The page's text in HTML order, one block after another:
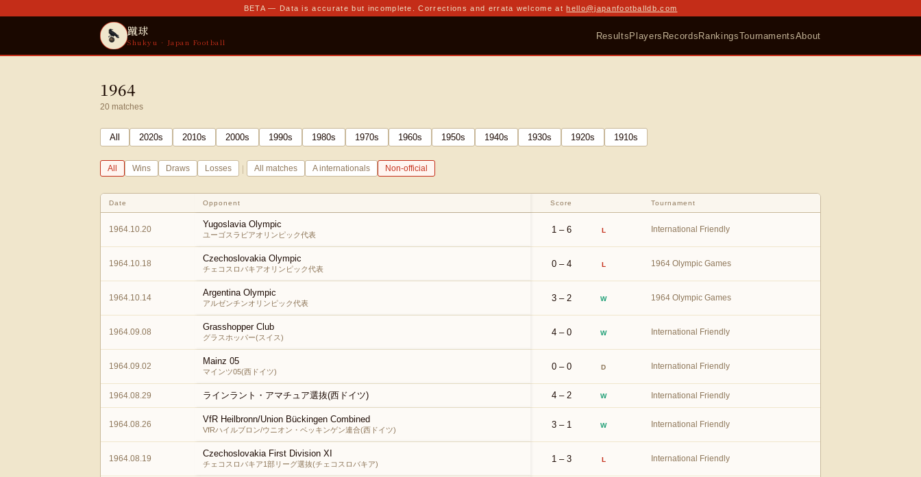
BETA — Data is accurate but incomplete. Corrections and errata welcome at hello@japanfootballdb.com
蹴球
Shukyu · Japan Football
ResultsPlayers RecordsRankingsTournamentsAbout
1964
20 matches
All 2020s 2010s 2000s 1990s 1980s 1970s 1960s 1950s 1940s 1930s 1920s 1910s
All Wins Draws Losses | All matches A internationals Non-official
Date Opponent Score Tournament
1964.10.20 Yugoslavia Olympic
ユーゴスラビアオリンピック代表 1 – 6 L International Friendly
1964.10.18 Czechoslovakia Olympic
チェコスロバキアオリンピック代表 0 – 4 L 1964 Olympic Games
1964.10.14 Argentina Olympic
アルゼンチンオリンピック代表 3 – 2 W 1964 Olympic Games
1964.09.08 Grasshopper Club
グラスホッパー(スイス) 4 – 0 W International Friendly
1964.09.02 Mainz 05
マインツ05(西ドイツ) 0 – 0 D International Friendly
1964.08.29 ラインラント・アマチュア選抜(西ドイツ) 4 – 2 W International Friendly
1964.08.26 VfR Heilbronn/Union Bückingen Combined
VfRハイルブロン/ウニオン・ベッキンゲン連合(西ドイツ) 3 – 1 W International Friendly
1964.08.19 Czechoslovakia First Division XI
チェコスロバキア1部リーグ選抜(チェコスロバキア) 1 – 3 L International Friendly